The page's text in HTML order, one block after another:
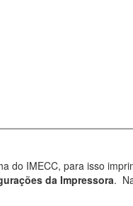
do IMECC, para isso
da Impressora.